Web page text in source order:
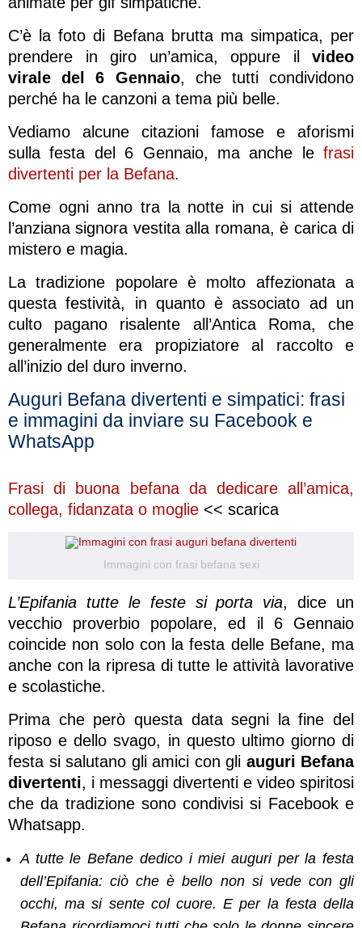
C’è la foto di Befana brutta ma simpatica, per
prendere in giro un’amica, oppure il video
virale del 6 Gennaio, che tutti condividono
perché ha le canzoni a tema più belle.
Vediamo alcune citazioni famose e aforismi
sulla festa del 6 Gennaio, ma anche le frasi
divertenti per la Befana.
Come ogni anno tra la notte in cui si attende
l’anziana signora vestita alla romana, è carica di
mistero e magia.
La tradizione popolare è molto affezionata a
questa festività, in quanto è associato ad un
culto pagano risalente all’Antica Roma, che
generalmente era propiziatore al raccolto e
all’inizio del duro inverno.
Auguri Befana divertenti e simpatici: frasi
e immagini da inviare su Facebook e
WhatsApp
Frasi di buona befana da dedicare all’amica,
collega, fidanzata o moglie << scarica
Immagini con frasi befana sexi
L’Epifania tutte le feste si porta via, dice un
vecchio proverbio popolare, ed il 6 Gennaio
coincide non solo con la festa delle Befane, ma
anche con la ripresa di tutte le attività lavorative
e scolastiche.
Prima che però questa data segni la fine del
riposo e dello svago, in questo ultimo giorno di
festa si salutano gli amici con gli auguri Befana
divertenti, i messaggi divertenti e video spiritosi
che da tradizione sono condivisi si Facebook e
Whatsapp.
A tutte le Befane dedico i miei auguri per la festa
dell’Epifania: ciò che è bello non si vede con gli
occhi, ma si sente col cuore. E per la festa della